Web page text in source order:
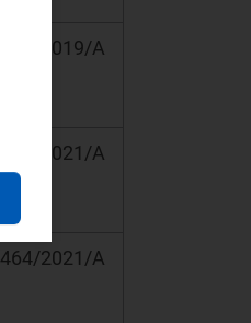
137/2019/A
464/2021/A
464/2021/A